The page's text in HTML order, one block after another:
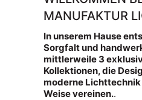
MANUFAKTUR
In unserem Hause
Sorgfalt und
mittlerweile 3
Kollektionen, die
moderne
Weise vereinen..